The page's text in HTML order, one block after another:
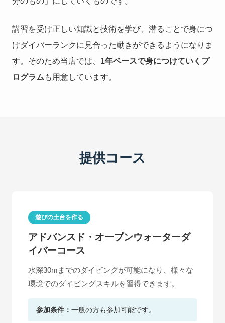
講習を受け正しい知識と技術を学び、潜ることで身につ
けダイバーランクに見合った動きができるようになりま
す。そのため当店では、 1年ベースで身につけていくプ
ログラム も用意しています。
提供コース
遊びの土台を作る
アドバンスド・オープンウォーターダ
イバーコース
水深30mまでのダイビングが可能になり、様々な
環境でのダイビングスキルを習得できます。
参加条件： 一般の方も参加可能です。